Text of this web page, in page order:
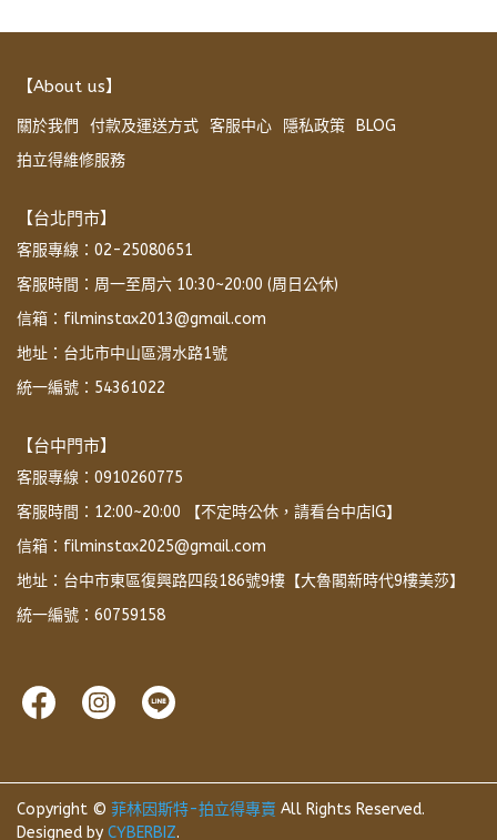
【About us】
關於我們 付款及運送方式 客服中心 隱私政策
BLOG
拍立得維修服務
【台北門市】
客服專線：02-25080651
客服時間：周一至周六 10:30~20:00 (周日公休)
信箱：filminstax2013@gmail.com
地址：台北市中山區渭水路1號
統一編號：54361022
【台中門市】
客服專線：0910260775
客服時間：12:00~20:00 【不定時公休，請看台中店IG】
信箱：filminstax2025@gmail.com
地址：台中市東區復興路四段186號9樓【大魯閣新時代9樓美莎】
統一編號：60759158
Copyright © 菲林因斯特-拍立得專賣 All Rights Reserved.
Designed by CYBERBIZ.